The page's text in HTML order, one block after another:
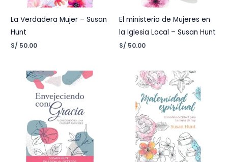
La Verdadera Mujer – Susan
Hunt
S/ 50.00
El ministerio de Mujeres en
la Iglesia Local – Susan Hunt
S/ 50.00